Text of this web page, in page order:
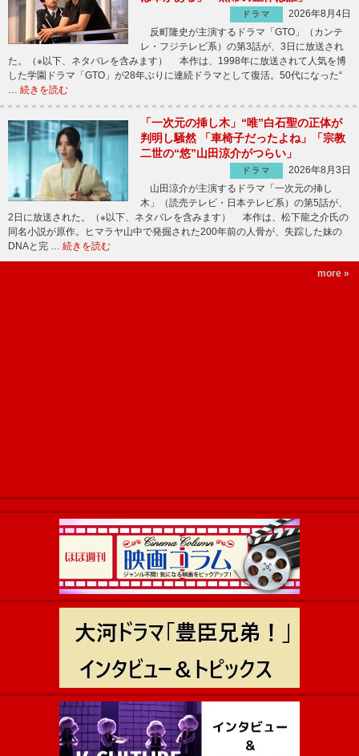
ドラマ
2026年8月4日
反町隆史が主演するドラマ「GTO」（カンテ
レ・フジテレビ系）の第3話が、3日に放送され
た。（※以下、ネタバレを含みます） 本作は、1998年に放送されて人気を博
した学園ドラマ「GTO」が28年ぶりに連続ドラマとして復活。50代になった“
… 続きを読む
「一次元の挿し木」“唯”白石聖の正体が
判明し騒然 「車椅子だったよね」「宗教
二世の“悠”山田涼介がつらい」
ドラマ
2026年8月3日
山田涼介が主演するドラマ「一次元の挿し
木」（読売テレビ・日本テレビ系）の第5話が、
2日に放送された。（※以下、ネタバレを含みます） 本作は、松下龍之介氏の
同名小説が原作。ヒマラヤ山中で発掘された200年前の人骨が、失踪した妹の
DNAと完 … 続きを読む
more »